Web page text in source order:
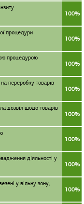
100%
процедури
100%
процедурою
100%
переробку товарів
100%
дозвіл щодо товарів
100%
100%
діяльності у
100%
у вільну зону,
100%